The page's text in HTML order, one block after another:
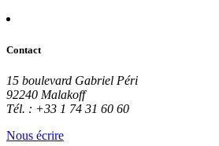
Contact
15 boulevard Gabriel Péri
92240 Malakoff
Tél. : +33 1 74 31 60 60
Nous écrire